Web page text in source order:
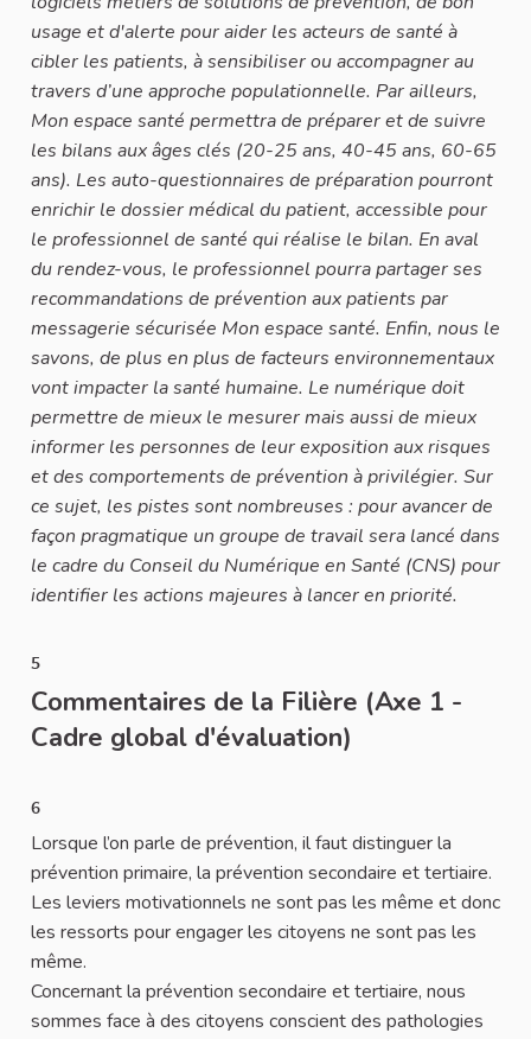
usage et d'alerte pour aider les acteurs de santé à
cibler les patients, à sensibiliser ou accompagner au
travers d’une approche populationnelle. Par ailleurs,
Mon espace santé permettra de préparer et de suivre
les bilans aux âges clés (20-25 ans, 40-45 ans, 60-65
ans). Les auto-questionnaires de préparation pourront
enrichir le dossier médical du patient, accessible pour
le professionnel de santé qui réalise le bilan. En aval
du rendez-vous, le professionnel pourra partager ses
recommandations de prévention aux patients par
messagerie sécurisée Mon espace santé. Enfin, nous le
savons, de plus en plus de facteurs environnementaux
vont impacter la santé humaine. Le numérique doit
permettre de mieux le mesurer mais aussi de mieux
informer les personnes de leur exposition aux risques
et des comportements de prévention à privilégier. Sur
ce sujet, les pistes sont nombreuses : pour avancer de
façon pragmatique un groupe de travail sera lancé dans
le cadre du Conseil du Numérique en Santé (CNS) pour
identifier les actions majeures à lancer en priorité.
5
Commentaires de la Filière (Axe 1 -
Cadre global d'évaluation)
6
Lorsque l’on parle de prévention, il faut distinguer la
prévention primaire, la prévention secondaire et tertiaire.
Les leviers motivationnels ne sont pas les même et donc
les ressorts pour engager les citoyens ne sont pas les
même.
Concernant la prévention secondaire et tertiaire, nous
sommes face à des citoyens conscient des pathologies